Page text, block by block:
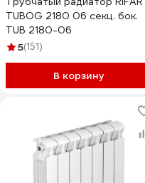
TUBOG 2180 06 секц. бок.
TUB 2180-06
5(151)
В корзину